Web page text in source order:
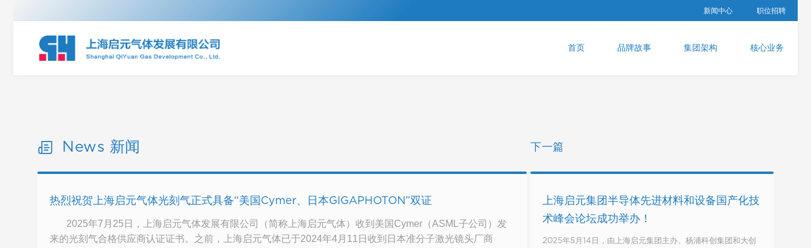
首页 品牌故事 集团架构 核心业务
新闻中心 职位招聘
News 新闻
热烈祝贺上海启元气体光刻气正式具备“美国Cymer、日本GIGAPHOTON”双证
2025年7月25日，上海启元气体发展有限公司（简称上海启元气体）收到美国Cymer（ASML子公司）发
来的光刻气合格供应商认证证书。之前，上海启元气体已于2024年4月11日收到日本准分子激光镜头厂商
下一篇
上海启元集团半导体先进材料和设备国产化技
术峰会论坛成功举办！
2025年5月14日，由上海启元集团主办、杨浦科创集团和大创